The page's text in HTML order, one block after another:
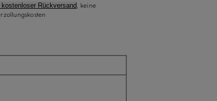
Rückversand, keine